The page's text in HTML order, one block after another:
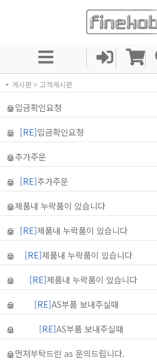
게시판> 고객게시판
입금확인요청
[RE]입금확인요청
추가주문
[RE]추가주문
제품내 누락품이 있습니다
[RE]제품내 누락품이 있습니다
[RE]제품내 누락품이 있습니다
[RE]제품내 누락품이 있습니다
[RE]AS부품 보내주실때
[RE]AS부품 보내주실때
먼저부탁드린 as 문의드립니다.